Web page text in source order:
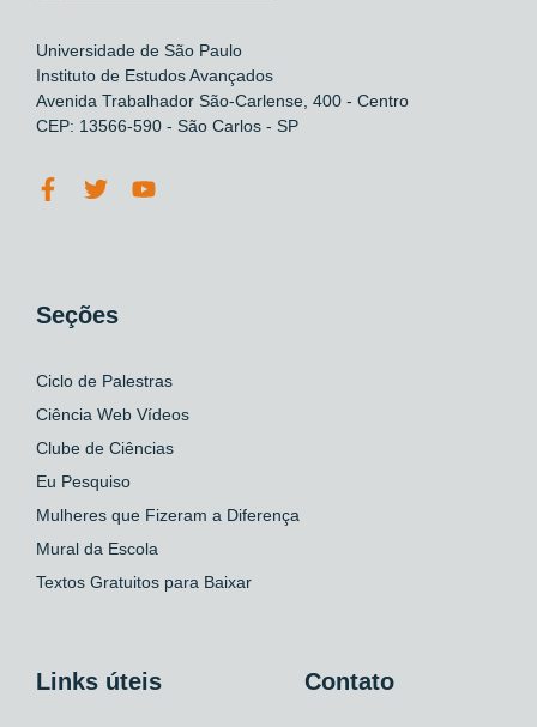
Universidade de São Paulo
Instituto de Estudos Avançados
Avenida Trabalhador São-Carlense, 400 - Centro
CEP: 13566-590 - São Carlos - SP
Seções
Ciclo de Palestras
Ciência Web Vídeos
Clube de Ciências
Eu Pesquiso
Mulheres que Fizeram a Diferença
Mural da Escola
Textos Gratuitos para Baixar
Links úteis Contato